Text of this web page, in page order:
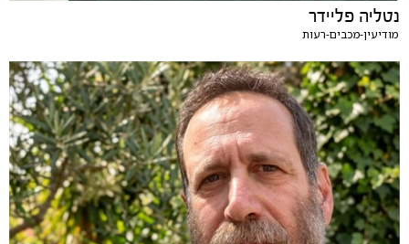
נטליה פליידר
מודיעין-מכבים-רעות